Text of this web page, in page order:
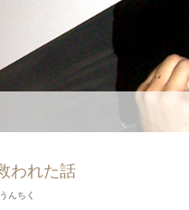
われた話
んちく